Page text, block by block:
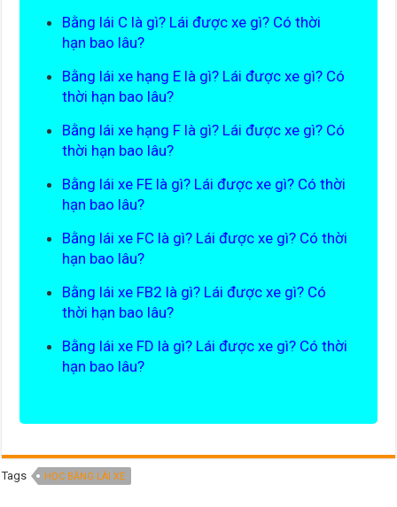
Bằng lái C là gì? Lái được xe gì? Có thời
hạn bao lâu?
Bằng lái xe hạng E là gì? Lái được xe gì? Có
thời hạn bao lâu?
Bằng lái xe hạng F là gì? Lái được xe gì? Có
thời hạn bao lâu?
Bằng lái xe FE là gì? Lái được xe gì? Có thời
hạn bao lâu?
Bằng lái xe FC là gì? Lái được xe gì? Có thời
hạn bao lâu?
Bằng lái xe FB2 là gì? Lái được xe gì? Có
thời hạn bao lâu?
Bằng lái xe FD là gì? Lái được xe gì? Có thời
hạn bao lâu?
Tags HỌC BẰNG LÁI XE